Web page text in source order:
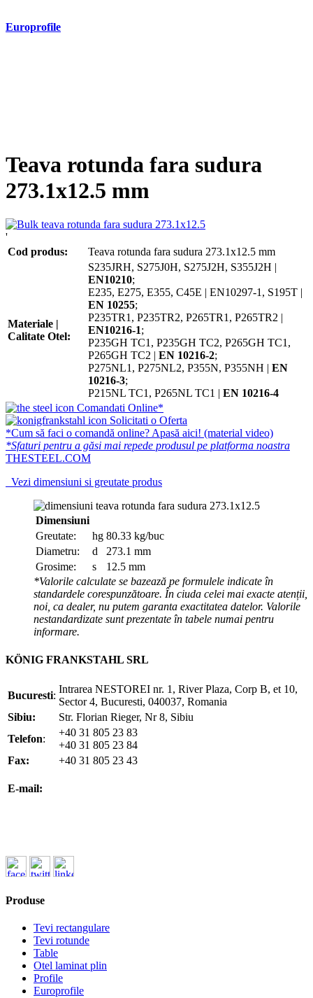
Europrofile
Teava rotunda fara sudura
273.1x12.5 mm
'
Cod produs:
Teava rotunda fara sudura 273.1x12.5 mm
Materiale |
Calitate Otel:
S235JRH, S275J0H, S275J2H, S355J2H |
EN10210;
E235, E275, E355, C45E | EN10297-1, S195T |
EN 10255;
P235TR1, P235TR2, P265TR1, P265TR2 |
EN10216-1;
P235GH TC1, P235GH TC2, P265GH TC1,
P265GH TC2 | EN 10216-2;
P275NL1, P275NL2, P355N, P355NH | EN
10216-3;
P215NL TC1, P265NL TC1 | EN 10216-4
Comandati Online*
Solicitati o Oferta
*Cum să faci o comandă online? Apasă aici! (material video)
*Sfaturi pentru a găsi mai repede produsul pe platforma noastra
THESTEEL.COM
Vezi dimensiuni si greutate produs
Dimensiuni
Greutate:
hg 80.33 kg/buc
Diametru:
d
273.1 mm
Grosime:
s
12.5 mm
*Valorile calculate se bazează pe formulele indicate în
standardele corespunzătoare. În ciuda celei mai exacte atenții,
noi, ca dealer, nu putem garanta exactitatea datelor. Valorile
nestandardizate sunt prezentate în tabele numai pentru
informare.
KÖNIG FRANKSTAHL SRL
Bucuresti:
Intrarea NESTOREI nr. 1, River Plaza, Corp B, et 10,
Sector 4, Bucuresti, 040037, Romania
Sibiu:
Str. Florian Rieger, Nr 8, Sibiu
Telefon:
+40 31 805 23 83
+40 31 805 23 84
Fax:
+40 31 805 23 43
E-mail:
Produse
Tevi rectangulare
Tevi rotunde
Table
Otel laminat plin
Profile
Europrofile